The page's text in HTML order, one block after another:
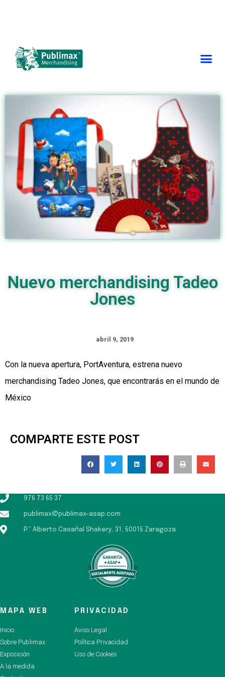
Nuevo merchandising Tadeo
Jones
abril 9, 2019
Con la nueva apertura, PortAventura, estrena nuevo
merchandising Tadeo Jones, que encontrarás en el mundo de
México
COMPARTE ESTE POST
976 73 65 37
publimax@publimax-asap.com
P.º Alberto Casañal Shakery, 31, 50015 Zaragoza
MAPA WEB
Inicio
Sobre Publimax
Exposición
A la medida
PRIVACIDAD
Aviso Legal
Política Privacidad
Uso de Cookies